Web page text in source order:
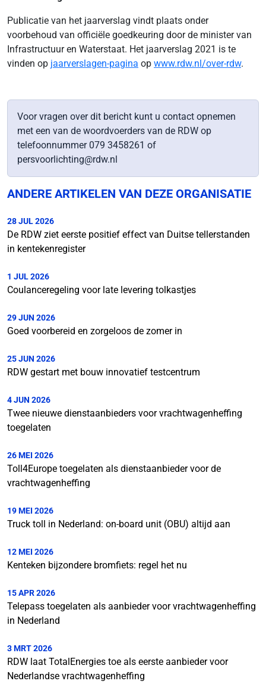
Publicatie van het jaarverslag vindt plaats onder
voorbehoud van officiële goedkeuring door de minister van
Infrastructuur en Waterstaat. Het jaarverslag 2021 is te
vinden op jaarverslagen-pagina op www.rdw.nl/over-rdw.
Voor vragen over dit bericht kunt u contact opnemen
met een van de woordvoerders van de RDW op
telefoonnummer 079 3458261 of
persvoorlichting@rdw.nl
ANDERE ARTIKELEN VAN DEZE ORGANISATIE
28 JUL 2026
De RDW ziet eerste positief effect van Duitse tellerstanden
in kentekenregister
1 JUL 2026
Coulanceregeling voor late levering tolkastjes
29 JUN 2026
Goed voorbereid en zorgeloos de zomer in
25 JUN 2026
RDW gestart met bouw innovatief testcentrum
4 JUN 2026
Twee nieuwe dienstaanbieders voor vrachtwagenheffing
toegelaten
26 MEI 2026
Toll4Europe toegelaten als dienstaanbieder voor de
vrachtwagenheffing
19 MEI 2026
Truck toll in Nederland: on-board unit (OBU) altijd aan
12 MEI 2026
Kenteken bijzondere bromfiets: regel het nu
15 APR 2026
Telepass toegelaten als aanbieder voor vrachtwagenheffing
in Nederland
3 MRT 2026
RDW laat TotalEnergies toe als eerste aanbieder voor
Nederlandse vrachtwagenheffing